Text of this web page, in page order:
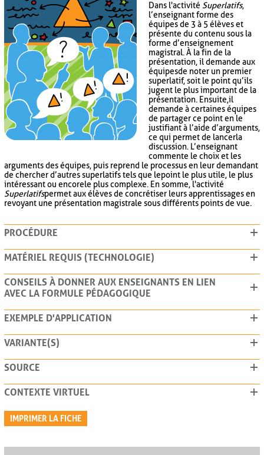
Dans l'activité Superlatifs,
l’enseignant forme des
équipes de 3 à 5 élèves et
présente du contenu sous la
forme d’enseignement
magistral. À la fin de la
présentation, il demande aux
équipes de noter un premier
superlatif, soit le point qu’ils
jugent le plus important de la
présentation. Ensuite, il
demande à certaines équipes
de partager ce point en le
justifiant à l’aide d’arguments,
ce qui permet de lancer la
discussion. L’enseignant
commente le choix et les
arguments des équipes, puis reprend le processus en leur demandant
de chercher d’autres superlatifs tels que le point le plus utile, le plus
intéressant ou encore le plus complexe. En somme, l'activité
Superlatifspermet aux élèves de concrétiser leurs apprentissages en
revoyant une présentation magistrale sous différents points de vue.
PROCÉDURE
MATÉRIEL REQUIS (TECHNOLOGIE)
CONSEILS À DONNER AUX ENSEIGNANTS EN LIEN
AVEC LA FORMULE PÉDAGOGIQUE
EXEMPLE D'APPLICATION
VARIANTE(S)
SOURCE
CONTEXTE VIRTUEL
IMPRIMER LA FICHE